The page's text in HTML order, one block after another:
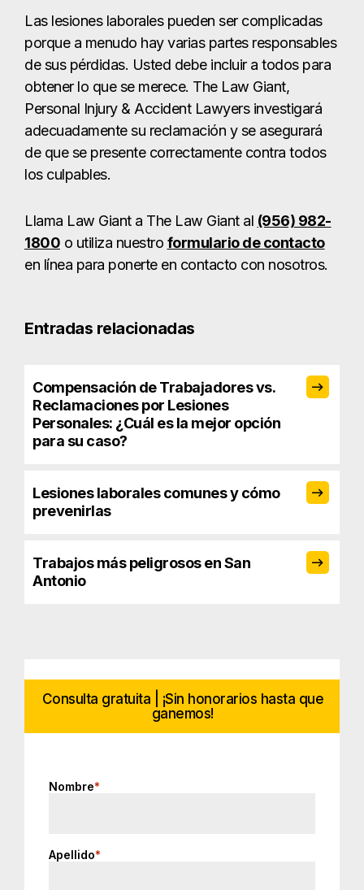
Las lesiones laborales pueden ser complicadas
porque a menudo hay varias partes responsables
de sus pérdidas. Usted debe incluir a todos para
obtener lo que se merece. The Law Giant,
Personal Injury & Accident Lawyers investigará
adecuadamente su reclamación y se asegurará
de que se presente correctamente contra todos
los culpables.
Llama Law Giant a The Law Giant al (956) 982-
1800 o utiliza nuestro formulario de contacto
en línea para ponerte en contacto con nosotros.
Entradas relacionadas
Compensación de Trabajadores vs.
Reclamaciones por Lesiones
Personales: ¿Cuál es la mejor opción
para su caso?
Lesiones laborales comunes y cómo
prevenirlas
Trabajos más peligrosos en San
Antonio
Consulta gratuita | ¡Sin honorarios hasta que
ganemos!
Nombre*
Apellido*